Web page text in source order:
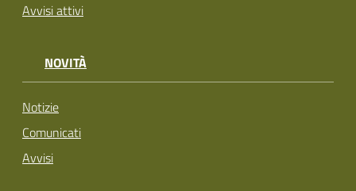
Avvisi attivi
NOVITÀ
Notizie
Comunicati
Avvisi